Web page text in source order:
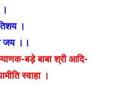
।
जय ।।
बड़े बाबा श्री आदि-
स्वाहा ।